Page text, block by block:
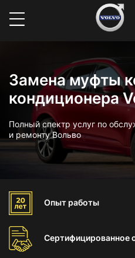
Замена муфты
кондиционера
Полный спектр услуг по
и ремонту Вольво
Опыт работы
Сертифицированное